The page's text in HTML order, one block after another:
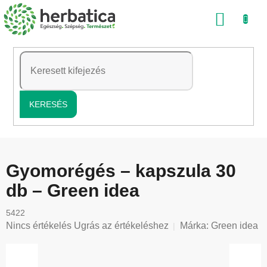
Ugrás
a
tartalomhoz
KERESÉS
Gyomorégés – kapszula 30
db – Green idea
5422
A
Nincs értékelés Ugrás az értékeléshez Márka: Green idea